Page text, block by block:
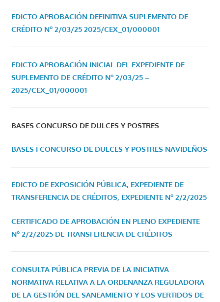
EDICTO APROBACIÓN DEFINITIVA SUPLEMENTO DE
CRÉDITO Nº 2/03/25 2025/CEX_01/000001
EDICTO APROBACIÓN INICIAL DEL EXPEDIENTE DE
SUPLEMENTO DE CRÉDITO Nº 2/03/25 –
2025/CEX_01/000001
BASES CONCURSO DE DULCES Y POSTRES
BASES I CONCURSO DE DULCES Y POSTRES NAVIDEÑOS
EDICTO DE EXPOSICIÓN PÚBLICA, EXPEDIENTE DE
TRANSFERENCIA DE CRÉDITOS, EXPEDIENTE Nº 2/2/2025
CERTIFICADO DE APROBACIÓN EN PLENO EXPEDIENTE
Nº 2/2/2025 DE TRANSFERENCIA DE CRÉDITOS
CONSULTA PÚBLICA PREVIA DE LA INICIATIVA
NORMATIVA RELATIVA A LA ORDENANZA REGULADORA
DE LA GESTIÓN DEL SANEAMIENTO Y LOS VERTIDOS DE